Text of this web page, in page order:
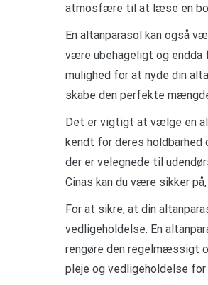
atmosfære til at læse en
En altanparasol kan også
være ubehageligt og endda
mulighed for at nyde din
skabe den perfekte
Det er vigtigt at vælge en
kendt for deres
der er velegnede til
Cinas kan du være sikker
For at sikre, at din
vedligeholdelse. En
rengøre den regelmæssigt
pleje og vedligeholdelse